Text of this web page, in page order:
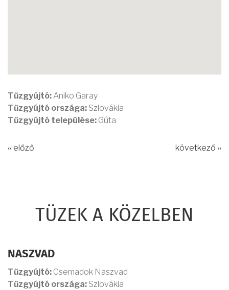
Tűzgyújtó: Aniko Garay
Tűzgyújtó országa: Szlovákia
Tűzgyújtó települése: Gúta
‹‹ előző következő ››
TÜZEK A KÖZELBEN
NASZVAD
Tűzgyújtó: Csemadok Naszvad
Tűzgyújtó országa: Szlovákia